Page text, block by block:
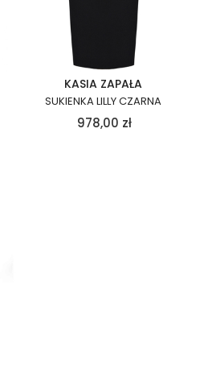
KASIA ZAPAŁA
SUKIENKA LILLY CZARNA
978,00 zł